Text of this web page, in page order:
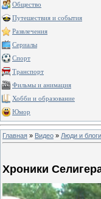
Общество
Путешествия и события
Развлечения
Сериалы
Спорт
Транспорт
Фильмы и анимация
Хобби и образование
Юмор
Главная » Видео » Люди и блоги
Хроники